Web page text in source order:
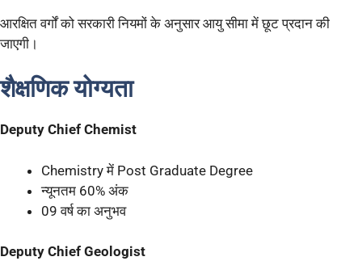
आरक्षित वर्गों को सरकारी नियमों के अनुसार आयु सीमा में छूट प्रदान की
जाएगी।
शैक्षणिक योग्यता
Deputy Chief Chemist
Chemistry में Post Graduate Degree
न्यूनतम 60% अंक
09 वर्ष का अनुभव
Deputy Chief Geologist